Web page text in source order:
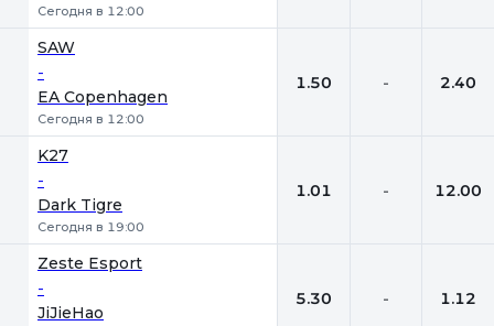
Сегодня в 12:00
SAW
-
EA Copenhagen
Сегодня в 12:00
1.50 - 2.40
K27
-
Dark Tigre
Сегодня в 19:00
1.01 - 12.00
Zeste Esport
-
JiJieHao
5.30 - 1.12